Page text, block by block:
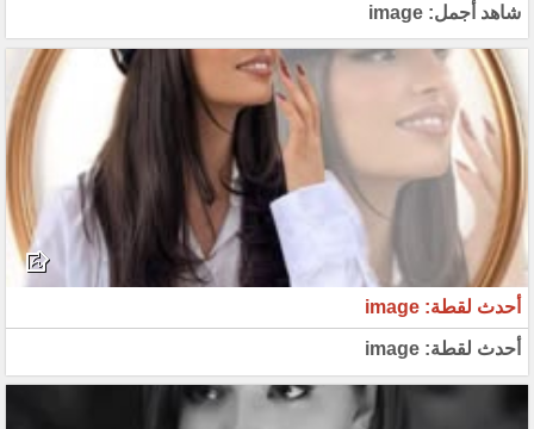
شاهد أجمل: image
أحدث لقطة: image
أحدث لقطة: image